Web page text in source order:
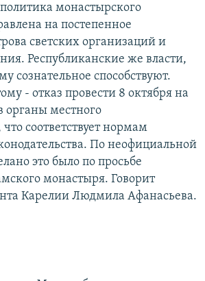
монастырского
на постепенное
светских организаций и
Республиканские же власти,
сознательное способствуют.
- отказ провести 8 октября на
органы местного
соответствует нормам
По неофициальной
это было по просьбе
монастыря. Говорит
Карелии Людмила Афанасьева.